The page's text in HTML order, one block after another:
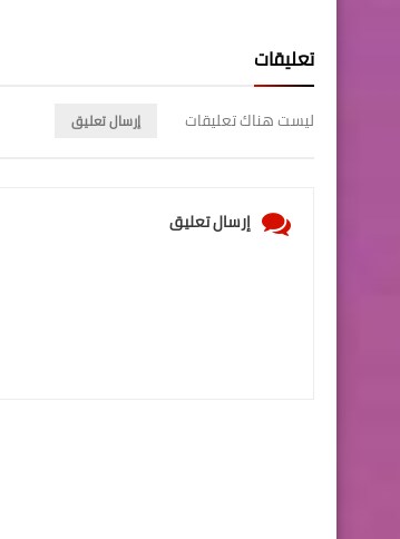
تعليقات
ليست هناك تعليقات إرسال تعليق
إرسال تعليق